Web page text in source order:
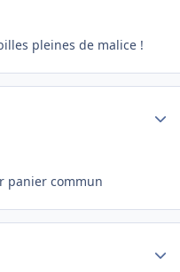
pleines de malice !
panier commun